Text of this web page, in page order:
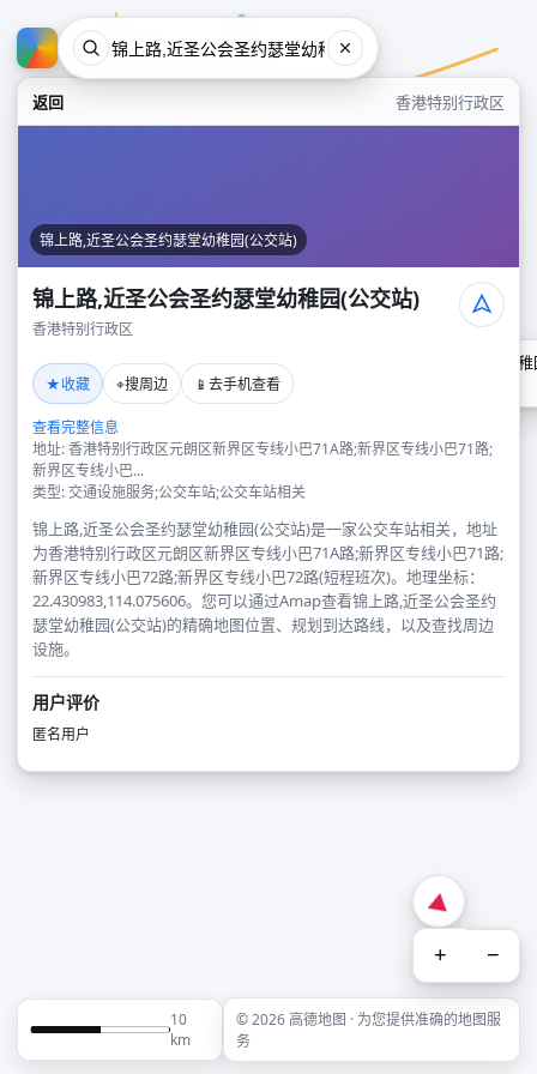
返回 香港特别行政区
锦上路,近圣公会圣约瑟堂幼稚园(公交站)
锦上路,近圣公会圣约瑟堂幼稚园(公交站)
香港特别行政区
★收藏 ⌖搜周边 📱 去手机查看
查看完整信息
地址: 香港特别行政区元朗区新界区专线小巴71A路;新界区专线小巴71路;
新界区专线小巴...
类型: 交通设施服务;公交车站;公交车站相关
锦上路,近圣公会圣约瑟堂幼稚园(公交站)是一家公交车站相关，地址
为香港特别行政区元朗区新界区专线小巴71A路;新界区专线小巴71路;
新界区专线小巴72路;新界区专线小巴72路(短程班次)。地理坐标：
22.430983,114.075606。您可以通过Amap查看锦上路,近圣公会圣约
瑟堂幼稚园(公交站)的精确地图位置、规划到达路线，以及查找周边
设施。
用户评价
匿名用户
锦上路,近圣公会圣约瑟堂幼
+ −
10
km
© 2026 高德地图 · 为您提供准确的地图服
务